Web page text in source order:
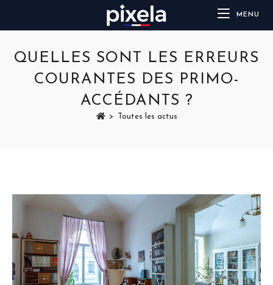
MENU
QUELLES SONT LES ERREURS
COURANTES DES PRIMO-
ACCÉDANTS ?
> Toutes les actus